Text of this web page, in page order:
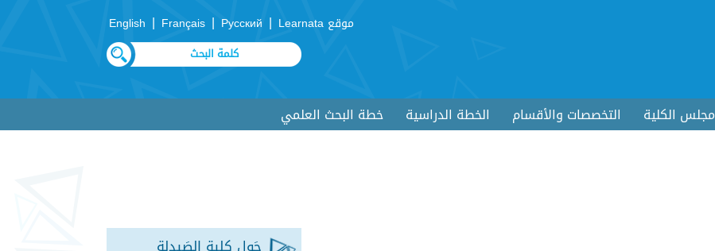
موقع Learnata |
Русский
|
Français
|
English
مجلس الكلية التخصصات والأقسام الخطة الدراسية خطة البحث العلمي